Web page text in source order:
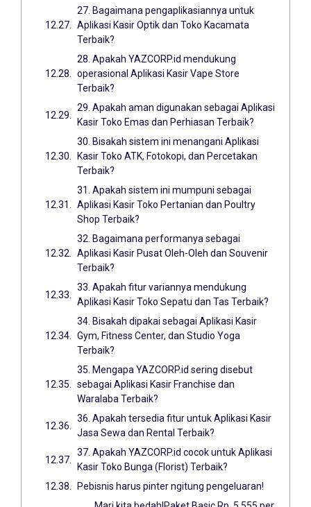
27. Bagaimana pengaplikasiannya untuk
Aplikasi Kasir Optik dan Toko Kacamata
Terbaik?
28. Apakah YAZCORP.id mendukung
operasional Aplikasi Kasir Vape Store
Terbaik?
29. Apakah aman digunakan sebagai Aplikasi
Kasir Toko Emas dan Perhiasan Terbaik?
30. Bisakah sistem ini menangani Aplikasi
Kasir Toko ATK, Fotokopi, dan Percetakan
Terbaik?
31. Apakah sistem ini mumpuni sebagai
Aplikasi Kasir Toko Pertanian dan Poultry
Shop Terbaik?
32. Bagaimana performanya sebagai
Aplikasi Kasir Pusat Oleh-Oleh dan Souvenir
Terbaik?
33. Apakah fitur variannya mendukung
Aplikasi Kasir Toko Sepatu dan Tas Terbaik?
34. Bisakah dipakai sebagai Aplikasi Kasir
Gym, Fitness Center, dan Studio Yoga
Terbaik?
35. Mengapa YAZCORP.id sering disebut
sebagai Aplikasi Kasir Franchise dan
Waralaba Terbaik?
36. Apakah tersedia fitur untuk Aplikasi Kasir
Jasa Sewa dan Rental Terbaik?
37. Apakah YAZCORP.id cocok untuk Aplikasi
Kasir Toko Bunga (Florist) Terbaik?
Pebisnis harus pinter ngitung pengeluaran!